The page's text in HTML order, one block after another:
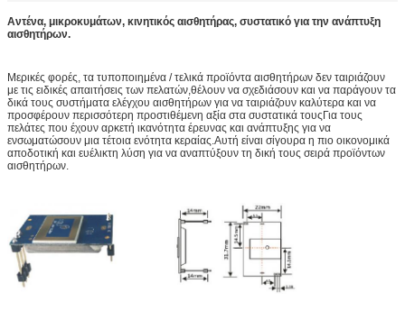
Αντένα, μικροκυμάτων, κινητικός αισθητήρας, συστατικό για την ανάπτυξη
αισθητήρων.
Μερικές φορές, τα τυποποιημένα / τελικά προϊόντα αισθητήρων δεν ταιριάζουν
με τις ειδικές απαιτήσεις των πελατών,θέλουν να σχεδιάσουν και να παράγουν τα
δικά τους συστήματα ελέγχου αισθητήρων για να ταιριάζουν καλύτερα και να
προσφέρουν περισσότερη προστιθέμενη αξία στα συστατικά τουςΓια τους
πελάτες που έχουν αρκετή ικανότητα έρευνας και ανάπτυξης για να
ενσωματώσουν μια τέτοια ενότητα κεραίας.Αυτή είναι σίγουρα η πιο οικονομικά
αποδοτική και ευέλικτη λύση για να αναπτύξουν τη δική τους σειρά προϊόντων
αισθητήρων.